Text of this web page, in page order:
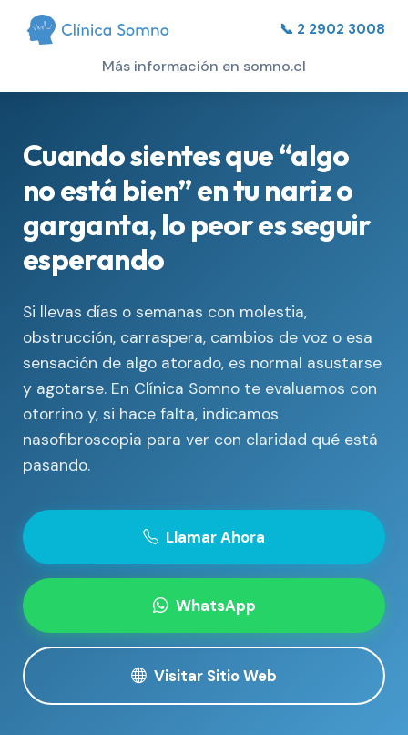
📞 2 2902 3008
Más información en somno.cl
Cuando sientes que “algo
no está bien” en tu nariz o
garganta, lo peor es seguir
esperando
Si llevas días o semanas con molestia,
obstrucción, carraspera, cambios de voz o esa
sensación de algo atorado, es normal asustarse
y agotarse. En Clínica Somno te evaluamos con
otorrino y, si hace falta, indicamos
nasofibroscopia para ver con claridad qué está
pasando.
Llamar Ahora
WhatsApp
Visitar Sitio Web